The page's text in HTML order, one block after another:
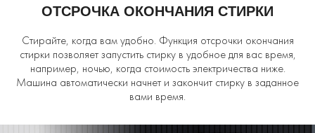
ОТСРОЧКА ОКОНЧАНИЯ СТИРКИ
Стирайте, когда вам удобно. Функция отсрочки окончания
стирки позволяет запустить стирку в удобное для вас время,
например, ночью, когда стоимость электричества ниже.
Машина автоматически начнет и закончит стирку в заданное
вами время.